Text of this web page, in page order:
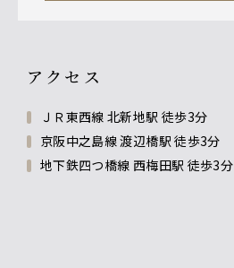
アクセス
ＪＲ東西線 北新地駅 徒歩3分
京阪中之島線 渡辺橋駅 徒歩3分
地下鉄四つ橋線 西梅田駅 徒歩3分